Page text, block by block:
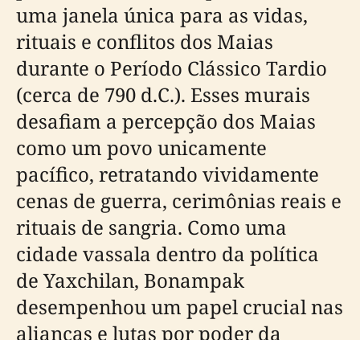
uma janela única para as vidas,
rituais e conflitos dos Maias
durante o Período Clássico Tardio
(cerca de 790 d.C.). Esses murais
desafiam a percepção dos Maias
como um povo unicamente
pacífico, retratando vividamente
cenas de guerra, cerimônias reais e
rituais de sangria. Como uma
cidade vassala dentro da política
de Yaxchilan, Bonampak
desempenhou um papel crucial nas
alianças e lutas por poder da